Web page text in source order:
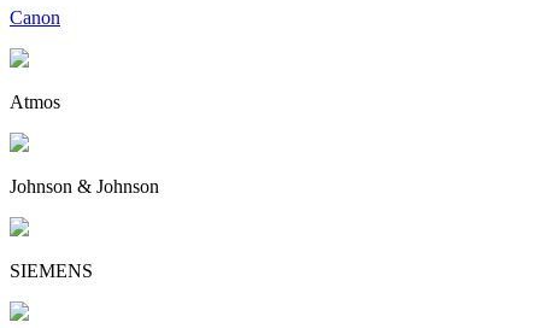
Canon
Atmos
Johnson & Johnson
SIEMENS